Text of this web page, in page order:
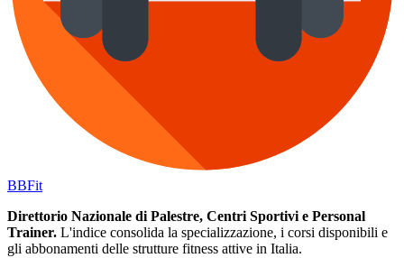
BBFit
Direttorio Nazionale di Palestre, Centri Sportivi e Personal
Trainer. L'indice consolida la specializzazione, i corsi disponibili e
gli abbonamenti delle strutture fitness attive in Italia.